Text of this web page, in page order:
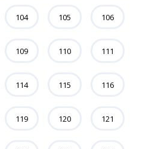
104 105 106
109 110 111
114 115 116
119 120 121